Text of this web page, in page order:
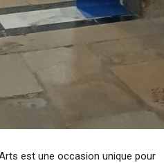
est une occasion unique pour